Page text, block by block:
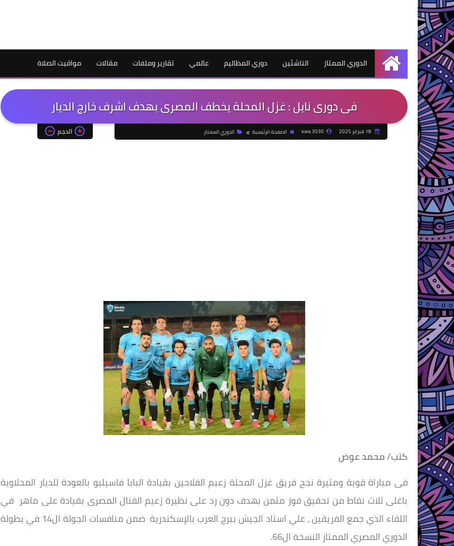
الرئيسية
الدوري الممتاز الناشئين دوري المظاليم عالمي تقارير وملفات مقالات مواقيت الصلاة
فى دورى نايل : غزل المحلة يخطف المصرى بهدف اشرف خارج الديار
18 فبراير 2025 kora 3030 الصفحة الرئيسية الدوري الممتاز الحجم
كتب/ محمد عوض
فى مباراة قوية ومثيرة نجح فريق غزل المحلة زعبم الفلاحين بقيادة البابا فاسيليو بالعودة للديار المحلاوية
باغلى ثلاث نقاط من تحقيق فوز مثمن بهدف دون رد على نظيرة زعيم القنال المصرى بقيادة على ماهر في
اللقاء الذي جمع الفريقين ، علي استاد الجيش ببرج العرب بالإسكندرية ضمن منافسات الجولة ال14 في بطولة
الدوري المصري الممتاز النسخة ال66.